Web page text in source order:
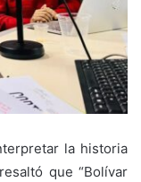
la historia
que “Bolívar